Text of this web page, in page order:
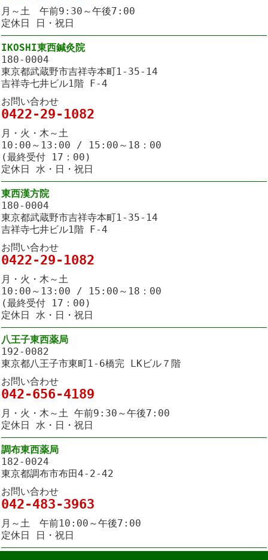
月～土 午前9:30～午後7:00
定休日 日・祝日
IKOSHI東西鍼灸院
180-0004
東京都武蔵野市吉祥寺本町1-35-14
吉祥寺七井ビル1階 F-4
お問い合わせ
0422-29-1082
月・火・木～土
10:00～13:00 / 15:00～18：00
(最終受付 17：00)
定休日 水・日・祝日
東西漢方院
180-0004
東京都武蔵野市吉祥寺本町1-35-14
吉祥寺七井ビル1階 F-4
お問い合わせ
0422-29-1082
月・火・木～土
10:00～13:00 / 15:00～18：00
(最終受付 17：00)
定休日 水・日・祝日
八王子東西薬局
192-0082
東京都八王子市東町1-6橋完 LKビル７階
お問い合わせ
042-656-4189
月・火・木～土 午前9:30～午後7:00
定休日 水・日・祝日
調布東西薬局
182-0024
東京都調布市布田4-2-42
お問い合わせ
042-483-3963
月～土 午前10:00～午後7:00
定休日 日・祝日